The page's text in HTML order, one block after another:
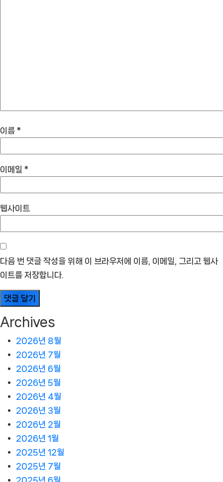
이름 *
이메일 *
웹사이트
다음 번 댓글 작성을 위해 이 브라우저에 이름, 이메일, 그리고 웹사
이트를 저장합니다.
Archives
2026년 8월
2026년 7월
2026년 6월
2026년 5월
2026년 4월
2026년 3월
2026년 2월
2026년 1월
2025년 12월
2025년 7월
2025년 6월